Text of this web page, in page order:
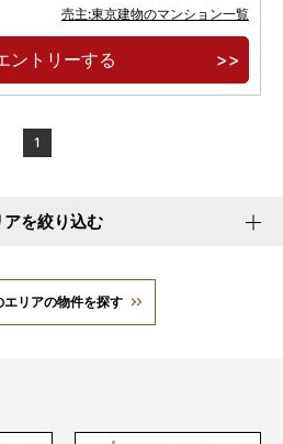
住戸
売主:東京建物のマンション一覧
ントリーする
1
アを絞り込む
エリアの物件を探す